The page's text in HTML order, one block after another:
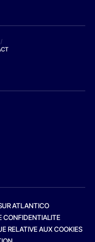
/
ATLANTICO
CONFIDENTIALITE
RELATIVE AUX COOKIES